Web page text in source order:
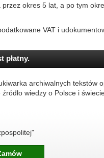
okres 5 lat, a po tym
VAT i
płatny.
archiwalnych tekstów
wiedzy o Polsce i